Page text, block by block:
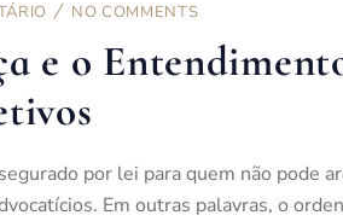
NO COMMENTS
e o
por lei para quem não pode
Em outras palavras, o